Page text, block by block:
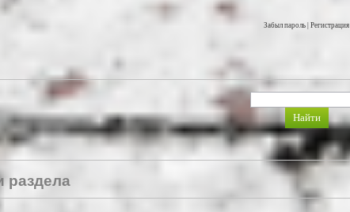
Забыл пароль Регистрация
раздела